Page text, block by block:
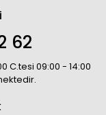
62
C.tesi 09:00 - 14:00